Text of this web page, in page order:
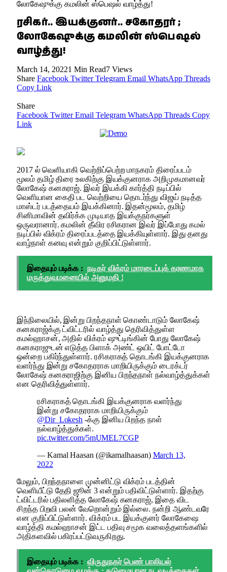
லோகேஷுக்கு கமலின் ஸ்பெஷல் வாழ்த்து!
ரசிகர்.. இயக்குனர்.. சகோதரர் ;
லோகேஷுக்கு கமலின் ஸ்பெஷல்
வாழ்த்து!
March 14, 20221 Min Read7 Views
Share Facebook Twitter Telegram Email WhatsApp Threads
Copy Link
Share
Facebook Twitter Email Telegram WhatsApp Threads Copy
Link
2017 ல் வெளியாகி வெற்றிப்பெற்ற மாநகரம் திரைப்படம்
மூலம் தமிழ் திரை உலகிற்கு இயக்குனராக அறிமுகமானவர்
லோகேஷ் கனகராஜ். இவர் இயக்கி கார்த்தி நடிப்பில்
வெளியான கைதி பட வெற்றியை தொடர்ந்து விஜய் நடித்த
மாஸ்டர் படத்தையம் இயக்கினார். இதன்மூலம், தமிழ்
சினிமாவின் தவிர்க்க முடியாத இயக்குநர்களுள்
ஒருவரானார். கமலின் தீவிர ரசிகரான இவர் இப்போது கமல்
நடிப்பில் விக்ரம் திரைப்படத்தை இயக்கியுள்ளார். இது தனது
வாழ்நாள் கனவு என்றும் குறிப்பிட்டுள்ளார்.
இதையும் படிக்க : நடிகர் விக்ரம் மாரடைப்புக் கரணமாக
மருத்துவமனையில் அனுமதி !
இந்நிலையில், இன்று பிறந்தநாள் கொண்டாடும் லோகேஷ்
கனகராஜ்க்கு ட்விட்டரில் வாழ்த்து தெரிவித்துள்ள
கமல்ஹாசன், அதில் விக்ரம் ஷுட்டிங்கின் போது லோகேஷ்
கனகராஜுடன் எடுத்த பிளாக் அண்ட் ஒயிட் போட்டோ
ஒன்றை பகிர்ந்துள்ளார். ரசிகராகத் தொடங்கி இயக்குனராக
வளர்ந்து இன்று சகோதரராக மாறியிருக்கும் டைரக்டர்
லோகேஷ் கனகராஜிற்கு இனிய பிறந்தநாள் நல்வாழ்த்துக்கள்
என தெரிவித்துள்ளார்.
ரசிகராகத் தொடங்கி இயக்குனராக வளர்ந்து
இன்று சகோதரராக மாறியிருக்கும்
@Dir_Lokesh -க்கு இனிய பிறந்த நாள்
நல்வாழ்த்துக்கள்.
pic.twitter.com/5mUMEL7CGP
— Kamal Haasan (@ikamalhaasan) March 13,
2022
மேலும், பிறந்தநாளை முன்னிட்டு விக்ரம் படத்தின்
வெளியீட்டு தேதி ஜூன் 3 என்றும் பதிவிட்டுள்ளார். இதற்கு
ட்விட்டரில் பதிலளித்த லோகேஷ் கனகராஜ், இதை விட
சிறந்த பிறவி பலன் வேறொன்றும் இல்லை. நன்றி ஆண்டவரே
என குறிப்பிட்டுள்ளார். விக்ரம் பட இயக்குனர் லோகேஷை
வாழ்த்தி கமல்ஹாசன் இட்ட பதிவு சமூக வலைத்தளங்களில்
அதிகளவில் பகிரப்பட்டுவருகிறது.
இதையும் படிக்க : விருதுநகர் பெண் பாலியல்